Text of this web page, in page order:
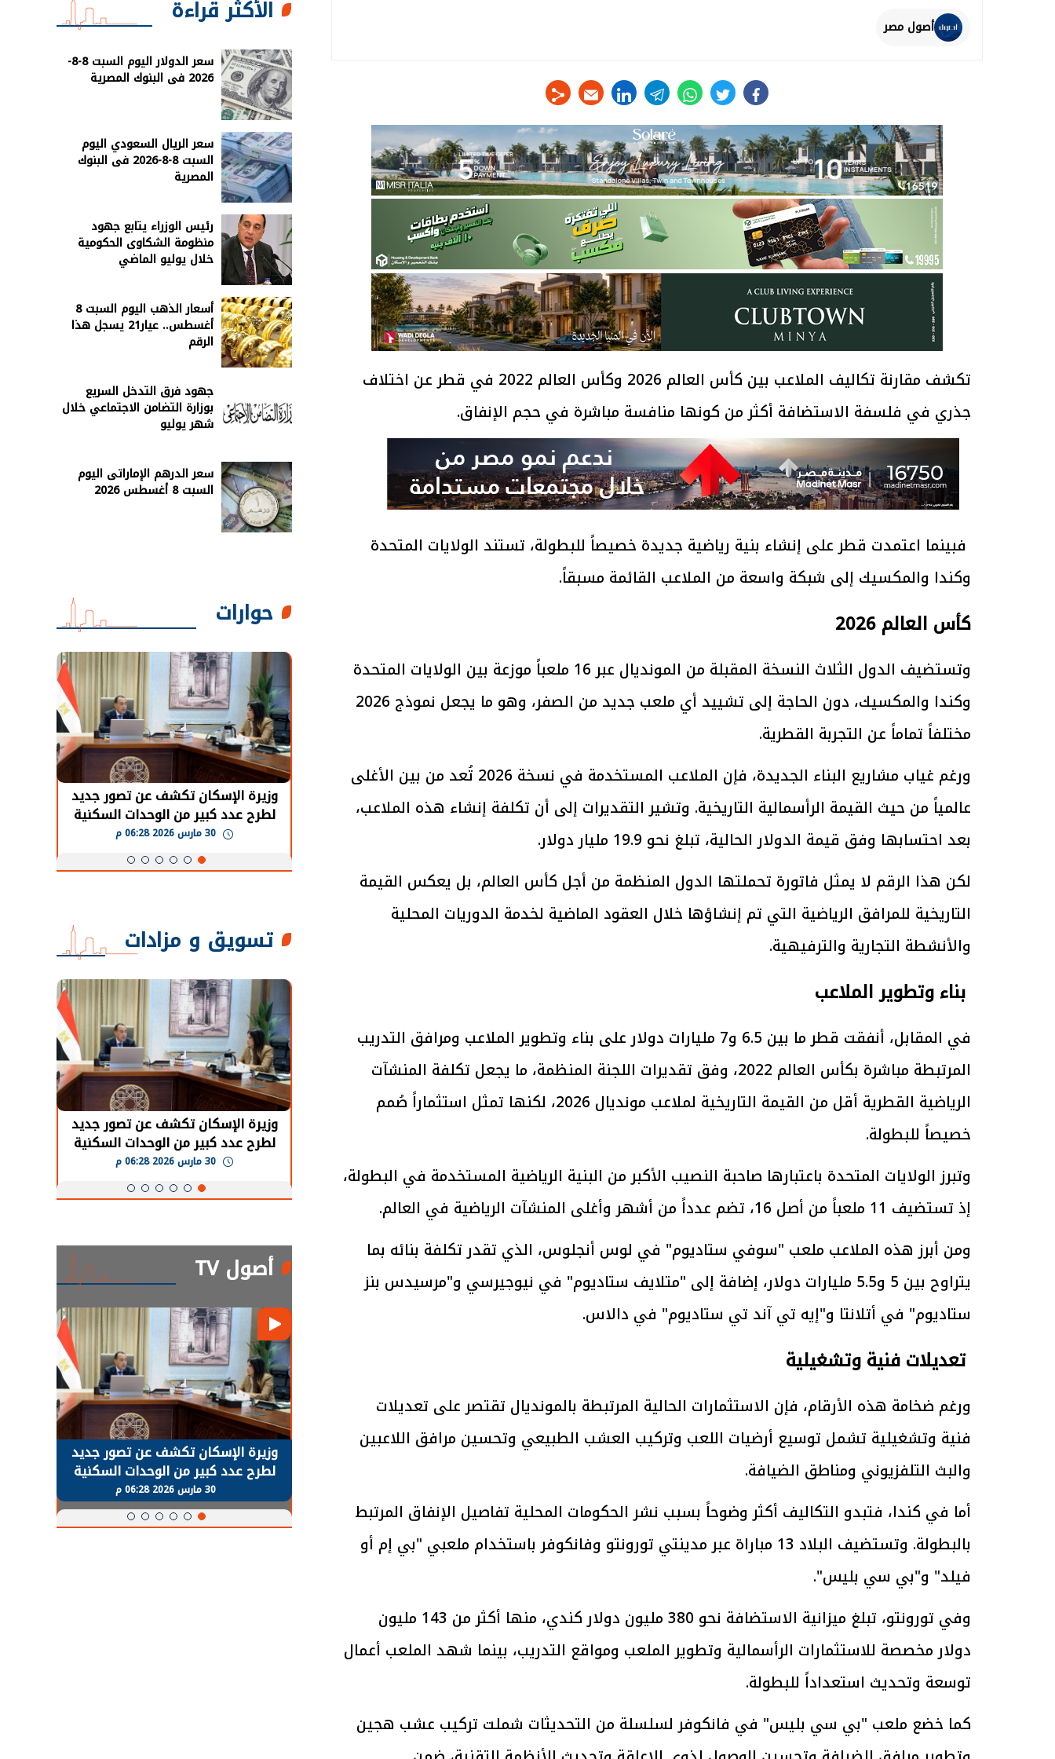
أصول مصر
facebook
twitter
whats
telegram
linkedin
تكشف مقارنة تكاليف الملاعب بين كأس العالم 2026 وكأس العالم 2022 في قطر عن اختلاف
جذري في فلسفة الاستضافة أكثر من كونها منافسة مباشرة في حجم الإنفاق.
فبينما اعتمدت قطر على إنشاء بنية رياضية جديدة خصيصاً للبطولة، تستند الولايات المتحدة
وكندا والمكسيك إلى شبكة واسعة من الملاعب القائمة مسبقاً.
كأس العالم 2026
وتستضيف الدول الثلاث النسخة المقبلة من المونديال عبر 16 ملعباً موزعة بين الولايات المتحدة
وكندا والمكسيك، دون الحاجة إلى تشييد أي ملعب جديد من الصفر، وهو ما يجعل نموذج 2026
مختلفاً تماماً عن التجربة القطرية.
ورغم غياب مشاريع البناء الجديدة، فإن الملاعب المستخدمة في نسخة 2026 تُعد من بين الأغلى
عالمياً من حيث القيمة الرأسمالية التاريخية. وتشير التقديرات إلى أن تكلفة إنشاء هذه الملاعب،
بعد احتسابها وفق قيمة الدولار الحالية، تبلغ نحو 19.9 مليار دولار.
لكن هذا الرقم لا يمثل فاتورة تحملتها الدول المنظمة من أجل كأس العالم، بل يعكس القيمة
التاريخية للمرافق الرياضية التي تم إنشاؤها خلال العقود الماضية لخدمة الدوريات المحلية
والأنشطة التجارية والترفيهية.
بناء وتطوير الملاعب
في المقابل، أنفقت قطر ما بين 6.5 و7 مليارات دولار على بناء وتطوير الملاعب ومرافق التدريب
المرتبطة مباشرة بكأس العالم 2022، وفق تقديرات اللجنة المنظمة، ما يجعل تكلفة المنشآت
الرياضية القطرية أقل من القيمة التاريخية لملاعب مونديال 2026، لكنها تمثل استثماراً صُمم
خصيصاً للبطولة.
وتبرز الولايات المتحدة باعتبارها صاحبة النصيب الأكبر من البنية الرياضية المستخدمة في البطولة،
إذ تستضيف 11 ملعباً من أصل 16، تضم عدداً من أشهر وأغلى المنشآت الرياضية في العالم.
ومن أبرز هذه الملاعب ملعب "سوفي ستاديوم" في لوس أنجلوس، الذي تقدر تكلفة بنائه بما
يتراوح بين 5 و5.5 مليارات دولار، إضافة إلى "متلايف ستاديوم" في نيوجيرسي و"مرسيدس بنز
ستاديوم" في أتلانتا و"إيه تي آند تي ستاديوم" في دالاس.
تعديلات فنية وتشغيلية
ورغم ضخامة هذه الأرقام، فإن الاستثمارات الحالية المرتبطة بالمونديال تقتصر على تعديلات
فنية وتشغيلية تشمل توسيع أرضيات اللعب وتركيب العشب الطبيعي وتحسين مرافق اللاعبين
والبث التلفزيوني ومناطق الضيافة.
أما في كندا، فتبدو التكاليف أكثر وضوحاً بسبب نشر الحكومات المحلية تفاصيل الإنفاق المرتبط
بالبطولة. وتستضيف البلاد 13 مباراة عبر مدينتي تورونتو وفانكوفر باستخدام ملعبي "بي إم أو
فيلد" و"بي سي بليس".
وفي تورونتو، تبلغ ميزانية الاستضافة نحو 380 مليون دولار كندي، منها أكثر من 143 مليون
دولار مخصصة للاستثمارات الرأسمالية وتطوير الملعب ومواقع التدريب، بينما شهد الملعب أعمال
توسعة وتحديث استعداداً للبطولة.
كما خضع ملعب "بي سي بليس" في فانكوفر لسلسلة من التحديثات شملت تركيب عشب هجين
الأكثر قراءة
سعر الدولار اليوم السبت 8-8-
2026 فى البنوك المصرية
سعر الريال السعودي اليوم
السبت 8-8-2026 فى البنوك
المصرية
رئيس الوزراء يتابع جهود
منظومة الشكاوى الحكومية
خلال يوليو الماضي
أسعار الذهب اليوم السبت 8
أغسطس.. عيار21 يسجل هذا
الرقم
جهود فرق التدخل السريع
بوزارة التضامن الاجتماعي خلال
شهر يوليو
سعر الدرهم الإماراتى اليوم
السبت 8 أغسطس 2026
حوارات
الرئيس السيسي: تداعيات خطيرة على
الاقتصاد العالمي وأسعار الوقود حال
استمرار الأزمة في الشرق الأوسط
رئيس الوزراء يتابع الإجراءات الخاصة
بتنفيذ التوجيهات الرئاسية بطرح وحدات
سكنية بالإيجار للمواطنين
30 مارس 2026 04:40 م
افتتاح «إيجبس 2026» بحضور دولي
واسع.. والبترول: مصر تعزز مكانتها
وزيرة الإسكان تكشف عن تصور جديد
لطرح عدد كبير من الوحدات السكنية
بنظام الإيجار
تسويق و مزادات
الرئيس السيسي: تداعيات خطيرة على
الاقتصاد العالمي وأسعار الوقود حال
سكنية بالإيجار للمواطنين
وزيرة الإسكان تكشف عن تصور جديد
لطرح عدد كبير من الوحدات السكنية
بنظام الإيجار
أصول TV
الرئيس السيسي: تداعيات خطيرة على
الاقتصاد العالمي وأسعار الوقود حال
استمرار الأزمة في الشرق الأوسط
رئيس الوزراء يتابع الإجراءات الخاصة
بتنفيذ التوجيهات الرئاسية بطرح وحدات
افتتاح «إيجبس 2026» بحضور دولي وزيرة الإسكان تكشف عن تصور جديد
لطرح عدد كبير من الوحدات السكنية
بنظام الإيجار